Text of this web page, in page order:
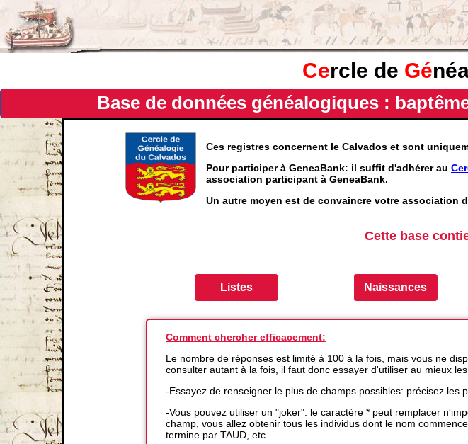
Cercle de Gé
Base de données généalogiques :
Ces registres concernent le Calvados et sont
Pour participer à GeneaBank: il suffit d'adhérer au
association participant à GeneaBank.
Un autre moyen est de convaincre votre association
Cette base
Comment chercher efficacement:
Le nombre de réponses est limité à 100 à la fois, mais vous ne
consulter autant à la fois, il faut donc essayer d'utiliser au mieux
-Essayez de renseigner le plus de champs possibles: précisez les
-Vous pouvez utiliser un "joker": le caractère * peut remplacer
champ, vous allez obtenir tous les individus dont le nom
termine par TAUD, etc...